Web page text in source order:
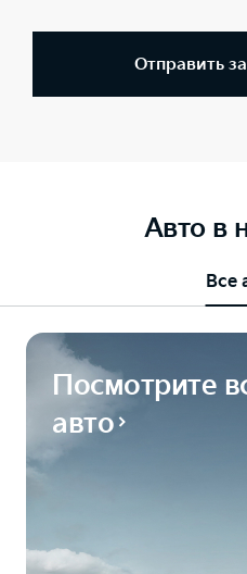
Отправить
Авто в
Все
Посмотрите
авто